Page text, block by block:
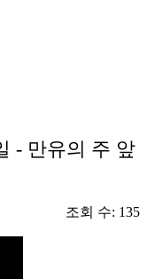
- 만유의 주 앞
조회 수: 135